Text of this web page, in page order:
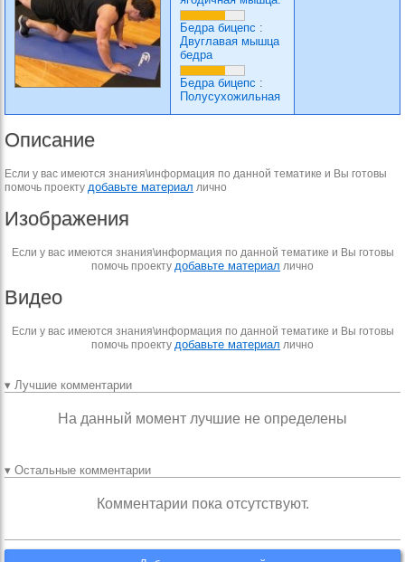
Бедра бицепс :
Двуглавая мышца
бедра
Бедра бицепс :
Полусухожильная
Описание
Если у вас имеются знания\информация по данной тематике и Вы готовы
помочь проекту добавьте материал лично
Изображения
Если у вас имеются знания\информация по данной тематике и Вы готовы
помочь проекту добавьте материал лично
Видео
Если у вас имеются знания\информация по данной тематике и Вы готовы
помочь проекту добавьте материал лично
▾ Лучшие комментарии
На данный момент лучшие не определены
▾ Остальные комментарии
Комментарии пока отсутствуют.